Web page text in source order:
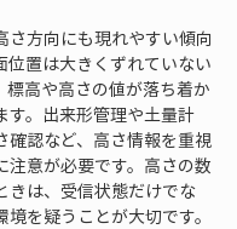
さ方向にも現れやすい傾向
位置は大きくずれていない
標高や高さの値が落ち着か
す。出来形管理や土量計
確認など、高さ情報を重視
注意が必要です。高さの数
きは、受信状態だけでな
境を疑うことが大切です。